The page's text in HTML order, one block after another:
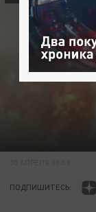
ПОДПИШИТЕСЬ: